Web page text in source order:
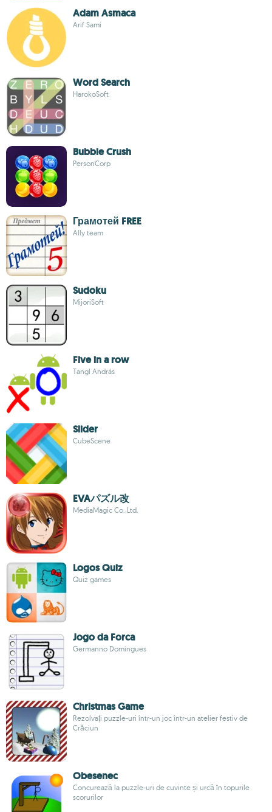
Adam Asmaca
Arif Sami
Word Search
HarokoSoft
Bubble Crush
PersonCorp
Грамотей FREE
Ally team
Sudoku
MijoriSoft
Five in a row
Tangl András
Slider
CubeScene
EVAパズル改
MediaMagic Co.,Ltd.
Logos Quiz
Quiz games
Jogo da Forca
Germanno Domingues
Christmas Game
Rezolvați puzzle-uri într-un joc într-un atelier festiv de
Crăciun
Obesenec
Concurează la puzzle-uri de cuvinte și urcă în topurile
scorurilor